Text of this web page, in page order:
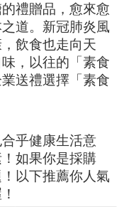
禮贈品，愈來愈
道。新冠肺炎風
飲食也走向天
，以往的「素食
送禮選擇「素食
乎健康生活意
如果你是採購
以下推薦你人氣